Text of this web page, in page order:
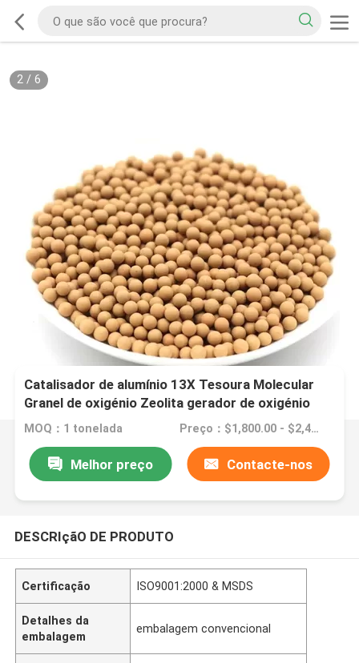
2/ 6
Catalisador de alumínio 13X Tesoura Molecular
Granel de oxigénio Zeolita gerador de oxigénio
para remoção de CO2 3A 4A 5A
MOQ：1 tonelada Preço：$1,800.00 - $2,400.00/ ton
Melhor preço Contacte-nos
DESCRIçãO DE PRODUTO
Certificação ISO9001:2000 & MSDS
Detalhes da
embalagem
embalagem convencional